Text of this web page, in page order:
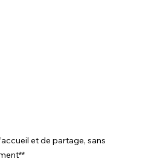
et de partage, sans